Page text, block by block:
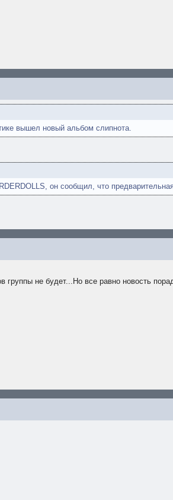
вышел новый альбом слипнота.
он сообщил, что
группы не будет...Но все равно новость